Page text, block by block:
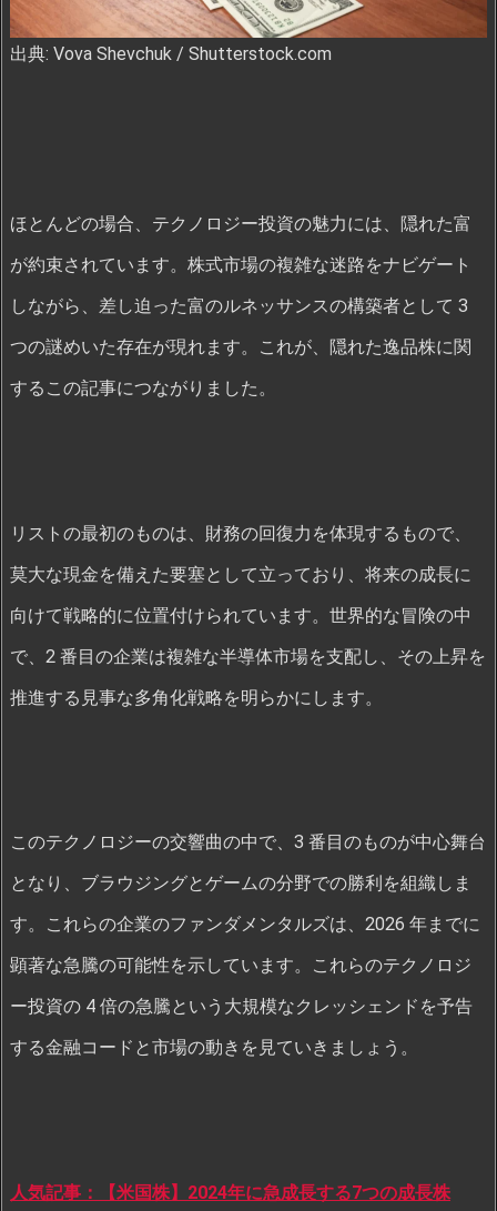
出典: Vova Shevchuk / Shutterstock.com
ほとんどの場合、テクノロジー投資の魅力には、隠れた富
が約束されています。株式市場の複雑な迷路をナビゲート
しながら、差し迫った富のルネッサンスの構築者として 3
つの謎めいた存在が現れます。これが、隠れた逸品株に関
するこの記事につながりました。
リストの最初のものは、財務の回復力を体現するもので、
莫大な現金を備えた要塞として立っており、将来の成長に
向けて戦略的に位置付けられています。世界的な冒険の中
で、2 番目の企業は複雑な半導体市場を支配し、その上昇を
推進する見事な多角化戦略を明らかにします。
このテクノロジーの交響曲の中で、3 番目のものが中心舞台
となり、ブラウジングとゲームの分野での勝利を組織しま
す。これらの企業のファンダメンタルズは、2026 年までに
顕著な急騰の可能性を示しています。これらのテクノロジ
ー投資の 4 倍の急騰という大規模なクレッシェンドを予告
する金融コードと市場の動きを見ていきましょう。
人気記事：【米国株】2024年に急成長する7つの成長株